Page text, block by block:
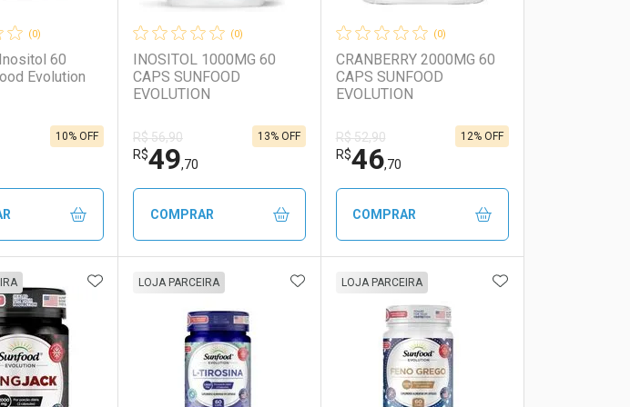
(0)
60
Evolution
10% OFF
FECHAR
FECHAR
(0)
INOSITOL 1000MG 60
CAPS SUNFOOD
EVOLUTION
R$ 56,90
R$49,70
13% OFF
COMPRAR
FECHAR
Laboratório
FECHAR
Por Menos
(0)
CRANBERRY 2000MG 60
CAPS SUNFOOD
EVOLUTION
R$ 52,90
R$46,70
12% OFF
COMPRAR
Laboratório
Por Menos
FAVORITOSADICIONAR AOS FAVORITOS
LOJA PARCEIRA ADICIONAR AOS FAVORITOS
LOJA PARCEIRA ADICIONAR AOS